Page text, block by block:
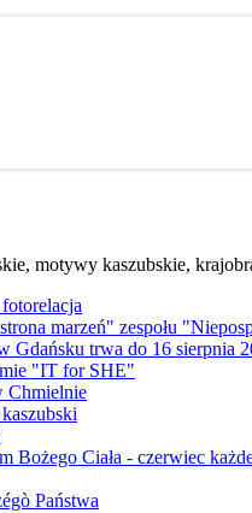
motywy kaszubskie,
marzeń" zespołu
Gdańsku trwa do 16 sierpnia
"IT for SHE"
Chmielnie
Bożego Ciała - czerwiec
Państwa